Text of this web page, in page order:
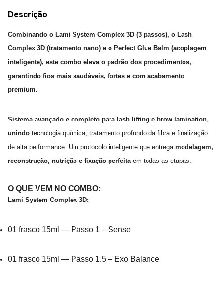
Descrição
Combinando o Lami System Complex 3D (3 passos), o Lash
Complex 3D (tratamento nano) e o Perfect Glue Balm (acoplagem
inteligente), este combo eleva o padrão dos procedimentos,
garantindo fios mais saudáveis, fortes e com acabamento
premium.
Sistema avançado e completo para lash lifting e brow lamination,
unindo tecnologia química, tratamento profundo da fibra e finalização
de alta performance. Um protocolo inteligente que entrega modelagem,
reconstrução, nutrição e fixação perfeitaem todas as etapas.
O QUE VEM NO COMBO:
Lami System Complex 3D:
01 frasco 15ml — Passo 1 – Sense
01 frasco 15ml — Passo 1.5 – Exo Balance